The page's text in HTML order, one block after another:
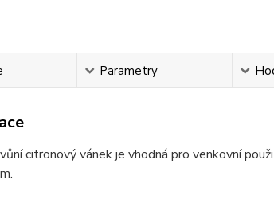
Parametry
citronový vánek je vhodná pro venkovní